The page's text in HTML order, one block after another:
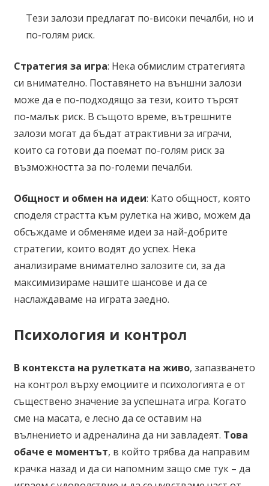
Тези залози предлагат по-високи печалби, но и
по-голям риск.
Стратегия за игра: Нека обмислим стратегията
си внимателно. Поставянето на външни залози
може да е по-подходящо за тези, които търсят
по-малък риск. В същото време, вътрешните
залози могат да бъдат атрактивни за играчи,
които са готови да поемат по-голям риск за
възможността за по-големи печалби.
Общност и обмен на идеи: Като общност, която
споделя страстта към рулетка на живо, можем да
обсъждаме и обменяме идеи за най-добрите
стратегии, които водят до успех. Нека
анализираме внимателно залозите си, за да
максимизираме нашите шансове и да се
наслаждаваме на играта заедно.
Психология и контрол
В контекста на рулетката на живо, запазването
на контрол върху емоциите и психологията е от
съществено значение за успешната игра. Когато
сме на масата, е лесно да се оставим на
вълнението и адреналина да ни завладеят. Това
обаче е моментът, в който трябва да направим
крачка назад и да си напомним защо сме тук – да